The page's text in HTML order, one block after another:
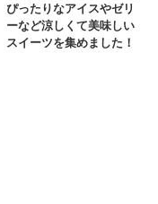
ぴったりなアイスやゼリ
ーなど涼しくて美味しい
スイーツを集めました！